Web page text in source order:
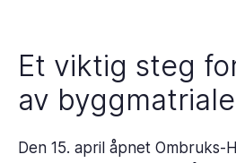
Et viktig steg
av
Den 15. april åpnet Ombruks-